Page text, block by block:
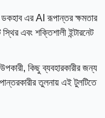
ডকহাব এর AI রূপান্তর ক্ষমতার
এবং শক্তিশালী ইন্টারনেট
কিছু ব্যবহারকারীর জন্য
তুলনায় এই টুলটিতে